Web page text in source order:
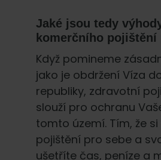
Jaké jsou tedy
komerčního pojištění
Když pomineme
jako je obdržení Víza
republiky, zdravotní
slouží pro ochranu
tomto území. Tím, že
pojištění pro sebe a
ušetříte čas, peníze a